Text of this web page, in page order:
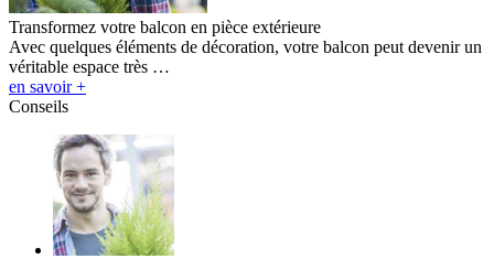
Transformez votre balcon en pièce extérieure
Avec quelques éléments de décoration, votre balcon peut devenir un
véritable espace très …
en savoir +
Conseils